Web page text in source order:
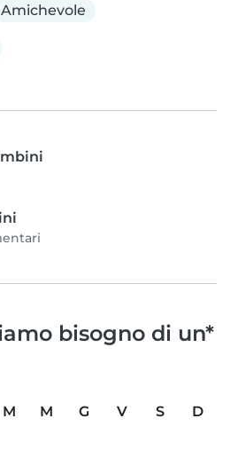
Amichevole
bisogno di un*
M M G V S
D